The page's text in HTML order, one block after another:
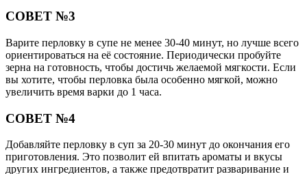
СОВЕТ №3
Варите перловку в супе не менее 30-40 минут, но лучше всего
ориентироваться на её состояние. Периодически пробуйте
зерна на готовность, чтобы достичь желаемой мягкости. Если
вы хотите, чтобы перловка была особенно мягкой, можно
увеличить время варки до 1 часа.
СОВЕТ №4
Добавляйте перловку в суп за 20-30 минут до окончания его
приготовления. Это позволит ей впитать ароматы и вкусы
других ингредиентов, а также предотвратит разваривание и